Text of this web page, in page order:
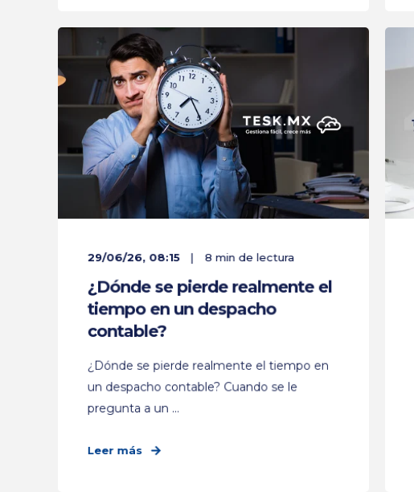
29/06/26, 08:15 8 min de lectura
¿Dónde se pierde realmente el
tiempo en un despacho
contable?
¿Dónde se pierde realmente el tiempo en
un despacho contable? Cuando se le
pregunta a un ...
Leer más